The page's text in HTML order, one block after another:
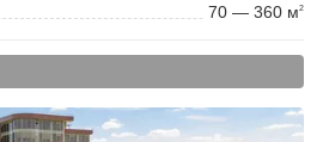
70 — 360 м2